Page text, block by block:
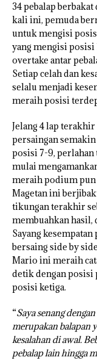
34 pebalap
kali ini, pemuda
untuk mengisi
yang mengisi posisi
overtake antar
Setiap celah dan
selalu menjadi
meraih posisi
Jelang 4 lap
persaingan
posisi 7-9,
mulai
meraih podium pun
Magetan ini
tikungan terakhir
membuahkan
Sayang
bersaing side by
Mario ini meraih
detik dengan posisi
posisi ketiga.
“Saya senang
merupakan balapan
kesalahan di awal.
pebalap lain hingga